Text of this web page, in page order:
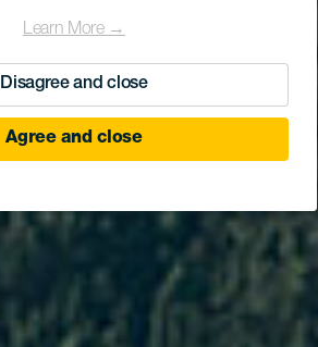
Learn More →
Disagree and close
Agree and close